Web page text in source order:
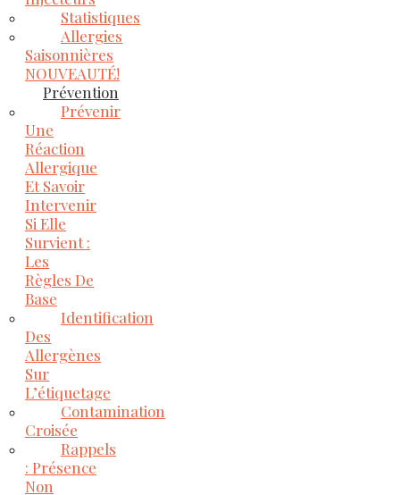
Statistiques
Allergies
Saisonnières
NOUVEAUTÉ!
Prévention
Prévenir
Une
Réaction
Allergique
Et Savoir
Intervenir
Si Elle
Survient :
Les
Règles De
Base
Identification
Des
Allergènes
Sur
L’étiquetage
Contamination
Croisée
Rappels
: Présence
Non